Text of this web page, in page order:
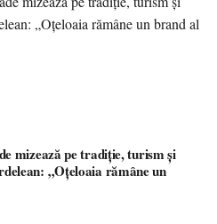
mizează pe tradiție, turism și